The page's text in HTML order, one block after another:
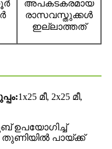
അപകടകരമായ
രാസവസ്തുക്കൾ
ഇല്ലാത്തത്
1x25 മീ, 2x25 മീ,
ഉപയോഗിച്ച്
തുണിയിൽ പായ്ക്ക്